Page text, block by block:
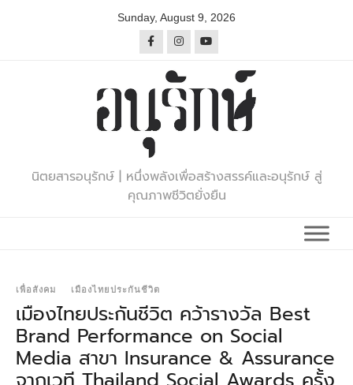
Sunday, August 9, 2026
นิตยสารอนุรักษ์ | หนึ่งพลังเพื่อสร้างสรรค์และอนุรักษ์ สู่
คุณภาพชีวิตยั่งยืน
เพื่อสังคม เมืองไทยประกันชีวิต
เมืองไทยประกันชีวิต คว้ารางวัล Best
Brand Performance on Social
Media สาขา Insurance & Assurance